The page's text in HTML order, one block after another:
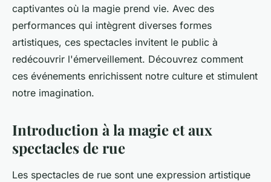
captivantes où la magie prend vie. Avec des
performances qui intègrent diverses formes
artistiques, ces spectacles invitent le public à
redécouvrir l'émerveillement. Découvrez comment
ces événements enrichissent notre culture et stimulent
notre imagination.
Introduction à la magie et aux
spectacles de rue
Les spectacles de rue sont une expression artistique